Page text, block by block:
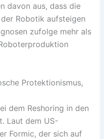
davon aus, dass die
Robotik aufsteigen
zufolge mehr als
Protektionismus,
dem Reshoring in den
Laut dem US-
Formic, der sich auf